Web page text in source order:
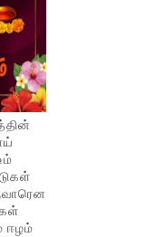
ஈழம்